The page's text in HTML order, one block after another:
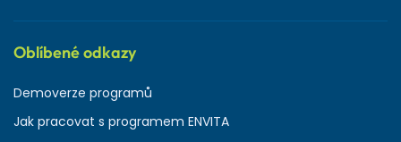
Oblíbené odkazy
Demoverze programů
Jak pracovat s programem ENVITA